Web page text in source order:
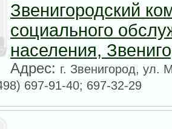
Звенигородский
социального
населения,
Адрес:г. Звенигород, ул.
697-91-40; 697-32-29